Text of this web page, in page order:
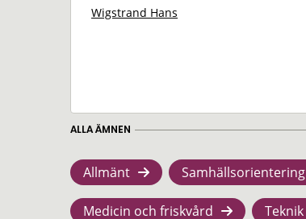
Wigstrand Hans
ALLA ÄMNEN
Allmänt Samhällsorientering
Medicin och friskvård Teknik